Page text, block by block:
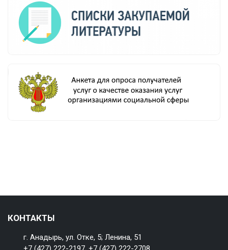
КОНТАКТЫ
г. Анадырь, ул. Отке, 5; Ленина, 51